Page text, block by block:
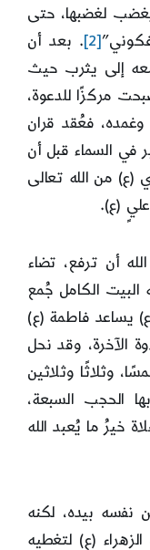
لغضبها، حتى
[2]
. بعد أن
إلى يثرب حيث
مركزًا للدعوة،
فعُقد قران
في السماء قبل أن
(ع) من الله تعالى
عليٍ (ع).
أن ترفع، تضاء
البيت الكامل جُمع
يساعد فاطمة (ع)
الآخرة، وقد نحل
وثلاثًا وثلاثين
الحجب السبعة،
خيرُ ما يُعبد الله
بيده، لكنه
(ع) لتغطيه